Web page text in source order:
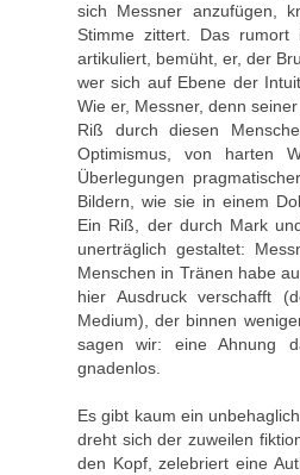
sich Messner anzufügen,
Stimme zittert. Das
artikuliert, bemüht, er, der
wer sich auf Ebene der
Wie er, Messner, denn
Riß durch diesen
Optimismus, von harten
Überlegungen
Bildern, wie sie in einem
Ein Riß, der durch Mark
unerträglich gestaltet:
Menschen in Tränen habe
hier Ausdruck verschafft
Medium), der binnen
sagen wir: eine Ahnung
gnadenlos.
Es gibt kaum ein
dreht sich der zuweilen
den Kopf, zelebriert eine